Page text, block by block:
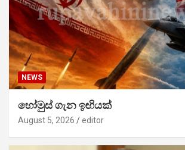
NEWS
හෝමුස් ගැන ඉඟියක්
August 5, 2026 editor